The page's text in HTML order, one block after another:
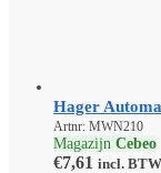
Hager
Artnr: MWN210
Magazijn Cebeo
€7,61 incl. BTW